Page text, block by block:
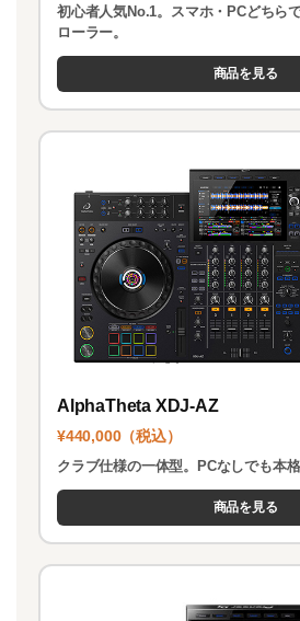
初心者人気No.1。スマホ・PCどちら
ローラー。
商品を見る
AlphaTheta XDJ-AZ
¥440,000（税込）
クラブ仕様の一体型。PCなしでも本格
商品を見る